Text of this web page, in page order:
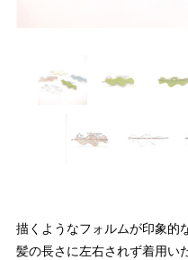
描くようなフォルムが印象的
髪の長さに左右されず着用い